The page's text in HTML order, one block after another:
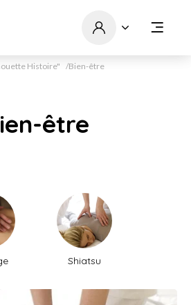
Histoire" Bien-être
être
Shiatsu